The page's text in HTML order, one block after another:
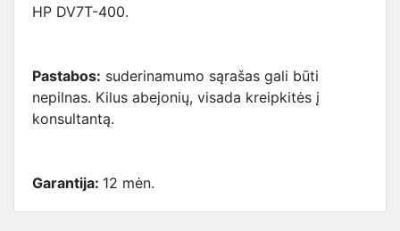
HP DV7T-400.
Pastabos: suderinamumo sąrašas gali būti
nepilnas. Kilus abejonių, visada kreipkitės į
konsultantą.
Garantija: 12 mėn.